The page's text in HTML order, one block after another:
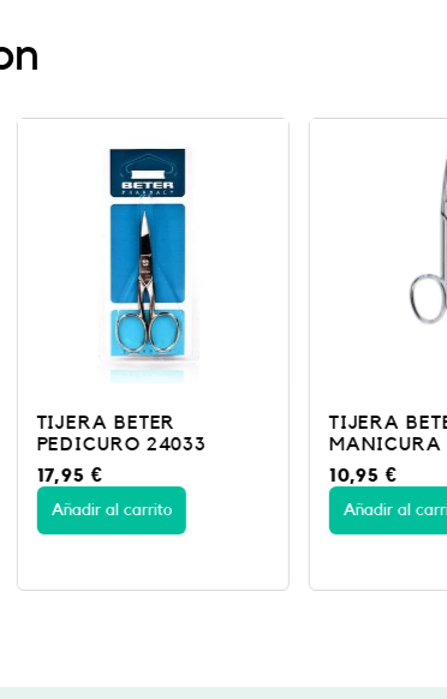
TIJERA BETER
PEDICURO 24033
17,95€
Añadir al carrito
TIJERA
MANICURA
10,95€
Añadir al